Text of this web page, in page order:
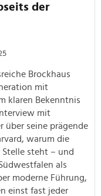
der
Brockhaus
mit
klaren Bekenntnis
mit
über seine prägende
warum die
steht – und
als
moderne Führung,
einst fast jeder